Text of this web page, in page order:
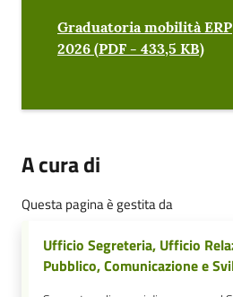
Graduatoria mobilità ERP
2026 (PDF - 433,5 KB)
A cura di
Questa pagina è gestita da
Ufficio Segreteria, Ufficio
Pubblico, Comunicazione e